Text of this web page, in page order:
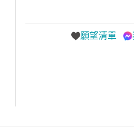
願望清單